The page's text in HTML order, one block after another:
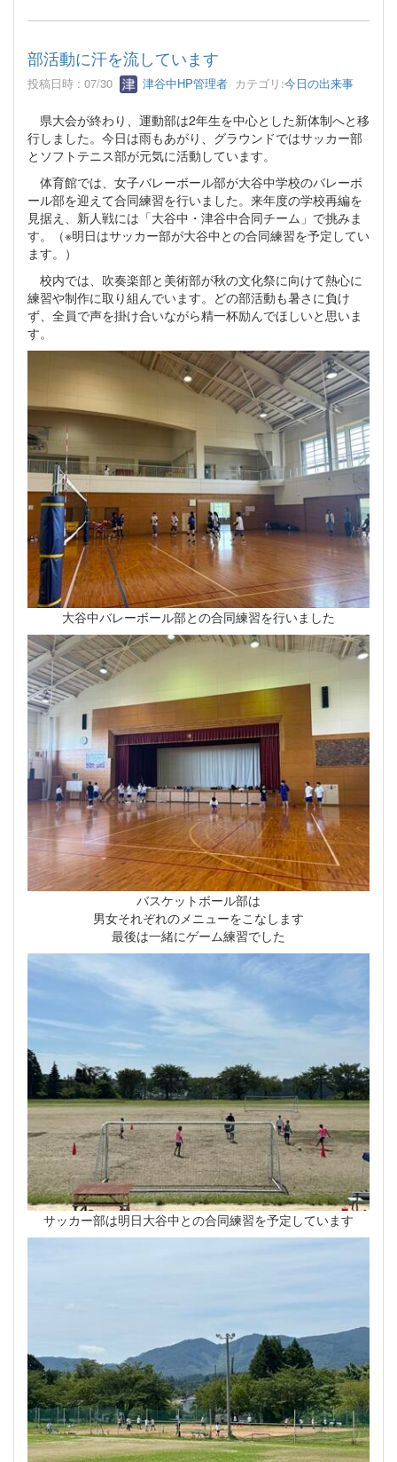
部活動に汗を流しています
投稿日時 : 07/30 津谷中HP管理者 カテゴリ:今日の出来事
県大会が終わり、運動部は2年生を中心とした新体制へと移
行しました。今日は雨もあがり、グラウンドではサッカー部
とソフトテニス部が元気に活動しています。
体育館では、女子バレーボール部が大谷中学校のバレーボ
ール部を迎えて合同練習を行いました。来年度の学校再編を
見据え、新人戦には「大谷中・津谷中合同チーム」で挑みま
す。（※明日はサッカー部が大谷中との合同練習を予定してい
ます。）
校内では、吹奏楽部と美術部が秋の文化祭に向けて熱心に
練習や制作に取り組んでいます。どの部活動も暑さに負け
ず、全員で声を掛け合いながら精一杯励んでほしいと思いま
す。
大谷中バレーボール部との合同練習を行いました
バスケットボール部は
男女それぞれのメニューをこなします
最後は一緒にゲーム練習でした
サッカー部は明日大谷中との合同練習を予定しています